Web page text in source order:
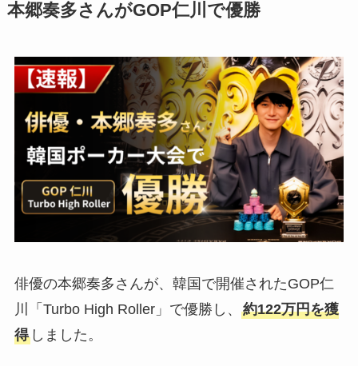
本郷奏多さんがGOP仁川で優勝
俳優の本郷奏多さんが、韓国で開催されたGOP仁
川「Turbo High Roller」で優勝し、 約122万円を獲
得しました。